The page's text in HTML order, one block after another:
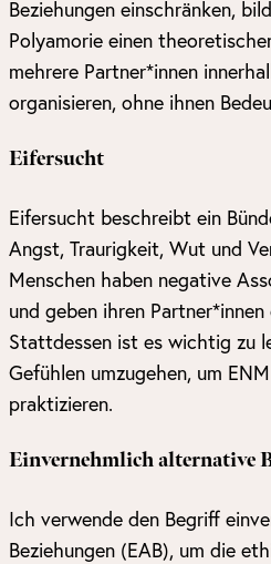
Beziehungen einschränken,
Polyamorie einen
mehrere Partner*innen
organisieren, ohne ihnen
Eifersucht
Eifersucht beschreibt ein
Angst, Traurigkeit, Wut und
Menschen haben negative
und geben ihren
Stattdessen ist es wichtig zu
Gefühlen umzugehen, um
praktizieren.
Einvernehmlich alternative
Ich verwende den Begriff
Beziehungen (EAB), um die